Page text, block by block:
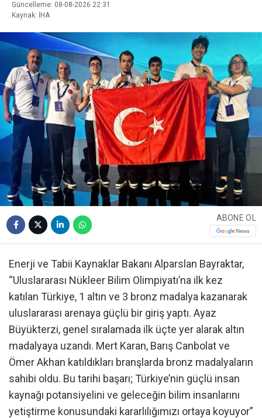
Güncelleme: 08-08-2026 22:31
Kaynak: İHA
ABONE OL
Enerji ve Tabii Kaynaklar Bakanı Alparslan Bayraktar,
“Uluslararası Nükleer Bilim Olimpiyatı’na ilk kez
katılan Türkiye, 1 altın ve 3 bronz madalya kazanarak
uluslararası arenaya güçlü bir giriş yaptı. Ayaz
Büyükterzi, genel sıralamada ilk üçte yer alarak altın
madalyaya uzandı. Mert Karan, Barış Canbolat ve
Ömer Akhan katıldıkları branşlarda bronz madalyaların
sahibi oldu. Bu tarihi başarı; Türkiye’nin güçlü insan
kaynağı potansiyelini ve geleceğin bilim insanlarını
yetiştirme konusundaki kararlılığımızı ortaya koyuyor”